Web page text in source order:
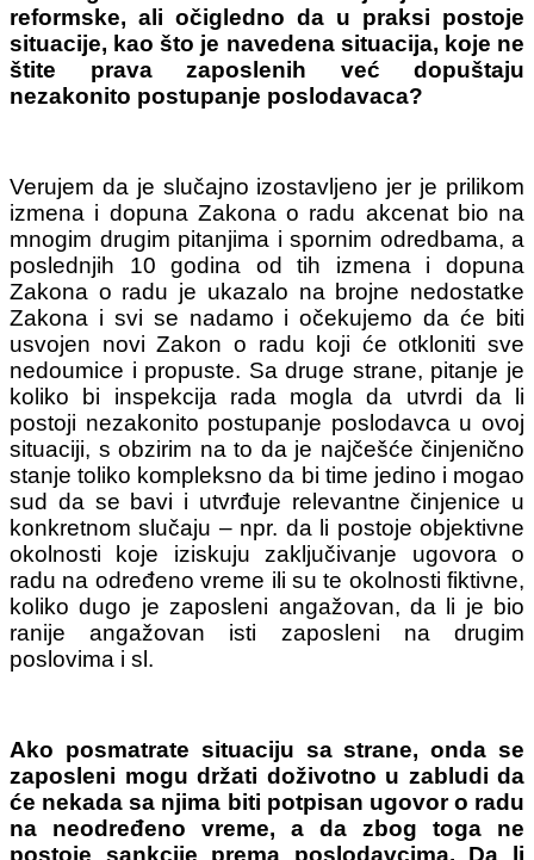
reformske, ali očigledno da u praksi postoje
situacije, kao što je navedena situacija, koje ne
štite prava zaposlenih već dopuštaju
nezakonito postupanje poslodavaca?
Verujem da je slučajno izostavljeno jer je prilikom
izmena i dopuna Zakona o radu akcenat bio na
mnogim drugim pitanjima i spornim odredbama, a
poslednjih 10 godina od tih izmena i dopuna
Zakona o radu je ukazalo na brojne nedostatke
Zakona i svi se nadamo i očekujemo da će biti
usvojen novi Zakon o radu koji će otkloniti sve
nedoumice i propuste. Sa druge strane, pitanje je
koliko bi inspekcija rada mogla da utvrdi da li
postoji nezakonito postupanje poslodavca u ovoj
situaciji, s obzirim na to da je najčešće činjenično
stanje toliko kompleksno da bi time jedino i mogao
sud da se bavi i utvrđuje relevantne činjenice u
konkretnom slučaju – npr. da li postoje objektivne
okolnosti koje iziskuju zaključivanje ugovora o
radu na određeno vreme ili su te okolnosti fiktivne,
koliko dugo je zaposleni angažovan, da li je bio
ranije angažovan isti zaposleni na drugim
poslovima i sl.
Ako posmatrate situaciju sa strane, onda se
zaposleni mogu držati doživotno u zabludi da
će nekada sa njima biti potpisan ugovor o radu
na neodređeno vreme, a da zbog toga ne
postoje sankcije prema poslodavcima. Da li